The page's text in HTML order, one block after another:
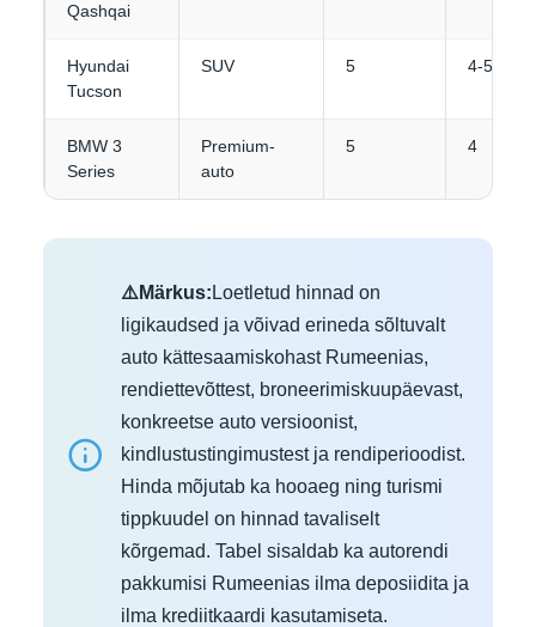
Qashqai
Hyundai
Tucson
SUV 5 4-5
BMW 3
Series
Premium-
auto
5 4
⚠️Märkus: Loetletud hinnad on
ligikaudsed ja võivad erineda sõltuvalt
auto kättesaamiskohast Rumeenias,
rendiettevõttest, broneerimiskuupäevast,
konkreetse auto versioonist,
kindlustustingimustest ja rendiperioodist.
Hinda mõjutab ka hooaeg ning turismi
tippkuudel on hinnad tavaliselt
kõrgemad. Tabel sisaldab ka autorendi
pakkumisi Rumeenias ilma deposiidita ja
ilma krediitkaardi kasutamiseta.